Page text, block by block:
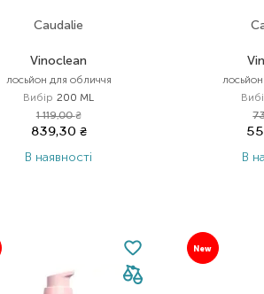
Caudalie
Vinoclean
лосьйон для обличчя
Вибір 200 ML
1 119,00₴
839,30 ₴
В наявності В
New